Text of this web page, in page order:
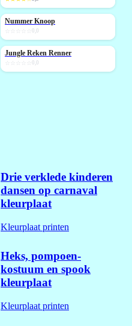
Nummer Knoop
0,0
NIEUW
Jungle Reken Renner
0,0
Drie verklede kinderen
dansen op carnaval
kleurplaat
Kleurplaat printen
Heks, pompoen-
kostuum en spook
kleurplaat
Kleurplaat printen